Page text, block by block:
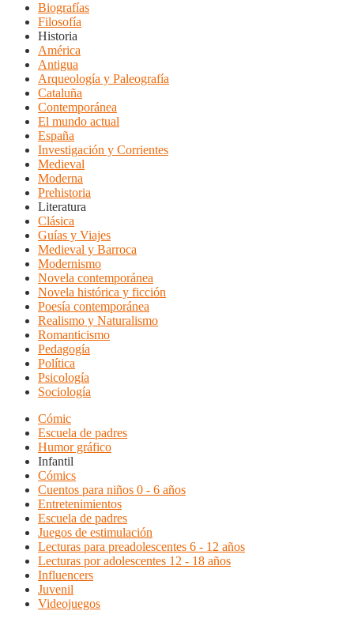
Biografías
Filosofía
Historia
América
Antigua
Arqueología y Paleografía
Cataluña
Contemporánea
El mundo actual
España
Investigación y Corrientes
Medieval
Moderna
Prehistoria
Literatura
Clásica
Guías y Viajes
Medieval y Barroca
Modernismo
Novela contemporánea
Novela histórica y ficción
Poesía contemporánea
Realismo y Naturalismo
Romanticismo
Pedagogía
Política
Psicología
Sociología
Cómic
Escuela de padres
Humor gráfico
Infantil
Cómics
Cuentos para niños 0 - 6 años
Entretenimientos
Escuela de padres
Juegos de estimulación
Lecturas para preadolescentes 6 - 12 años
Lecturas por adolescentes 12 - 18 años
Influencers
Juvenil
Videojuegos